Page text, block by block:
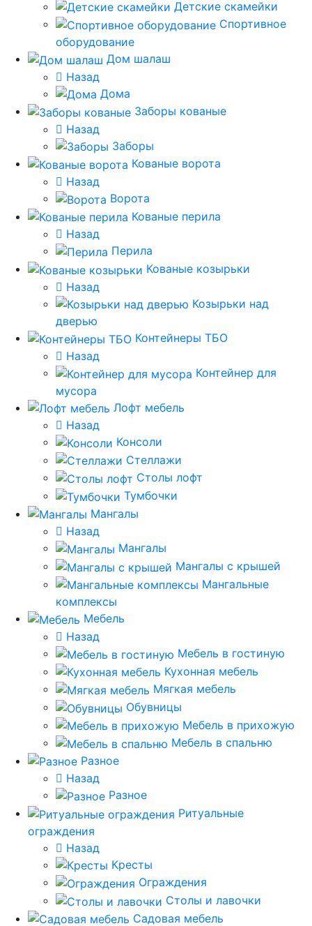
Детские скамейки
Спортивное
оборудование
Дом шалаш
Назад
Дома
Заборы кованые
Назад
Заборы
Кованые ворота
Назад
Ворота
Кованые перила
Назад
Перила
Кованые козырьки
Назад
Козырьки над
дверью
Контейнеры ТБО
Назад
Контейнер для
мусора
Лофт мебель
Назад
Консоли
Стеллажи
Столы лофт
Тумбочки
Мангалы
Назад
Мангалы
Мангалы с крышей
Мангальные
комплексы
Мебель
Назад
Мебель в гостиную
Кухонная мебель
Мягкая мебель
Обувницы
Мебель в прихожую
Мебель в спальню
Разное
Назад
Разное
Ритуальные
ограждения
Назад
Кресты
Ограждения
Столы и лавочки
Садовая мебель